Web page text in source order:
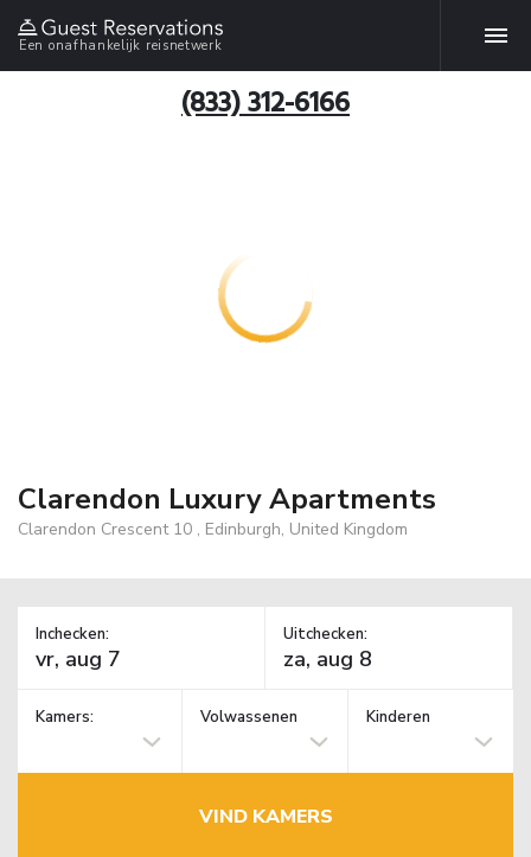
Een onafhankelijk reisnetwerk
(833) 312-6166
Clarendon Luxury Apartments
Clarendon Crescent 10 , Edinburgh, United Kingdom
Inchecken: Uitchecken:
Kamers: Volwassenen Kinderen
VIND KAMERS